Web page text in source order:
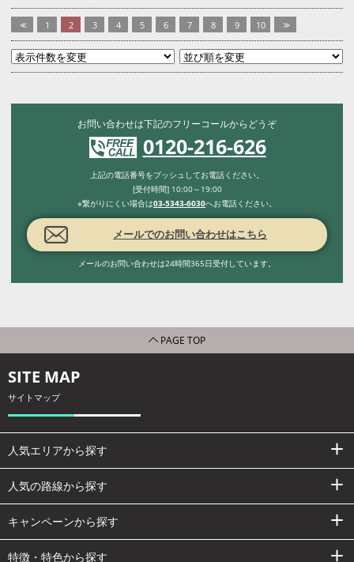
<< 1 2 3 4 5 6 7 8 9 10 >>
お問い合わせは下記のフリーコールからどうぞ
0120-216-626
上記の電話番号をプッシュしてお電話ください。
[受付時間] 10:00～19:00
※繋がりにくい場合は03-5343-6030へお電話ください。
メールでのお問い合わせはこちら
メールのお問い合わせは24時間365日受付しています。
PAGE TOP
SITE MAP
サイトマップ
人気エリアから探す
人気の路線から探す
キャンペーンから探す
特徴・特色から探す